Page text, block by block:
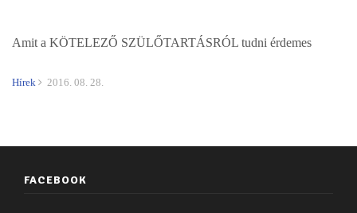
Amit a KÖTELEZŐ SZÜLŐTARTÁSRÓL tudni érdemes
Hírek 2016. 08. 28.
FACEBOOK